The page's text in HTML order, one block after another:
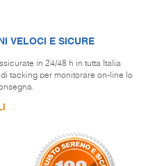
VELOCI E SICURE
in 24/48 h in tutta Italia
tacking per monitorare on-line lo